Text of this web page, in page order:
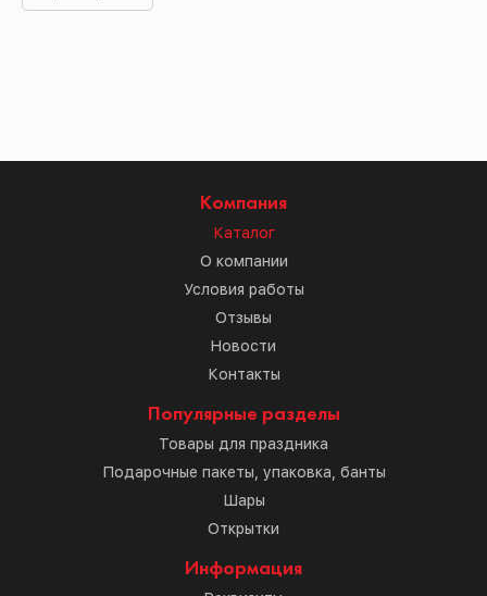
Компания
Каталог
О компании
Условия работы
Отзывы
Новости
Контакты
Популярные разделы
Товары для праздника
Подарочные пакеты, упаковка, банты
Шары
Открытки
Информация